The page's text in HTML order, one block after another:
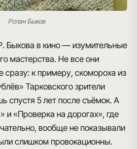
Ролан Быков
Быкова в кино — изумительные
мастерства. Не все они
сразу: к примеру, скомороха из
Тарковского зрители
спустя 5 лет после съёмок. А
«Проверка на дорогах», где
вообще не показывали
слишком провокационны.